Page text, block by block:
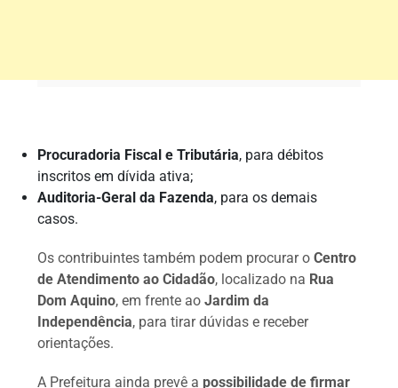
Procuradoria Fiscal e Tributária, para débitos
inscritos em dívida ativa;
Auditoria-Geral da Fazenda, para os demais
casos.
Os contribuintes também podem procurar oCentro
de Atendimento ao Cidadão, localizado na Rua
Dom Aquino, em frente aoJardim da
Independência, para tirar dúvidas e receber
orientações.
A Prefeitura ainda prevê a possibilidade de firmar